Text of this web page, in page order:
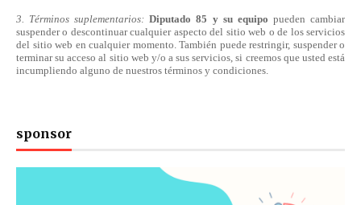
3. Términos suplementarios:Diputado 85 y su equipo pueden cambiar
suspender o descontinuar cualquier aspecto del sitio web o de los servicios
del sitio web en cualquier momento. También puede restringir, suspender o
terminar su acceso al sitio web y/o a sus servicios, si creemos que usted está
incumpliendo alguno de nuestros términos y condiciones.
sponsor